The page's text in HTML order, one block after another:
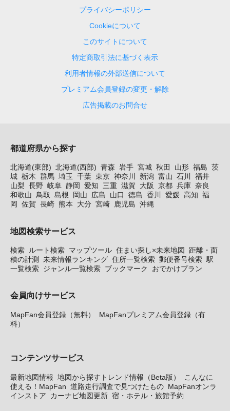
プライバシーポリシー
Cookieについて
このサイトについて
特定商取引法に基づく表示
利用者情報の外部送信について
プレミアム会員登録の変更・解除
広告掲載のお問合せ
都道府県から探す
北海道(東部) 北海道(西部) 青森 岩手 宮城 秋田 山形 福島 茨
城 栃木 群馬 埼玉 千葉 東京 神奈川 新潟 富山 石川
福井
山梨 長野 岐阜 静岡 愛知 三重 滋賀 大阪 京都 兵庫 奈良
和歌山 鳥取 島根 岡山 広島 山口 徳島 香川 愛媛 高知 福
岡
佐賀 長崎 熊本 大分 宮崎 鹿児島 沖縄
地図検索サービス
検索 ルート検索 マップツール 住まい探し×未来地図
距離・面
積の計測
未来情報ランキング 住所一覧検索 郵便番号検索 駅
一覧検索 ジャンル一覧検索 ブックマーク おでかけプラン
会員向けサービス
MapFan会員登録（無料）
MapFanプレミアム会員登録（有
料）
コンテンツサービス
最新地図情報 地図から探すトレンド情報（Beta版）
こんなに
使える！MapFan 道路走行調査で見つけたもの MapFanオンラ
インストア
カーナビ地図更新 宿・ホテル・旅館予約